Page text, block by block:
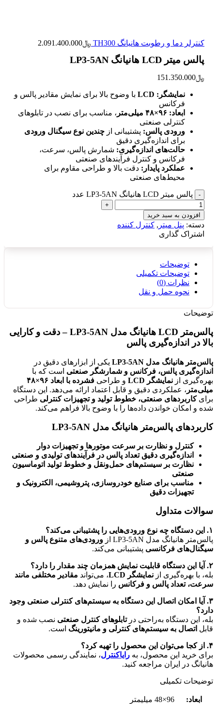
کنترلر دما و رطوبت هانیانگ TH300 ﷼2.091.400.000
پالس میتر LCD هانیانگ LP3-5AN
﷼151.350.000
نمایشگر: LCD با وضوح بالا برای نمایش مقادیر پالس و
فرکانس
ابعاد: ۹۶×۴۸ میلی‌متر
، مناسب برای نصب در تابلوهای
کنترلی صنعتی
ورودی پالس: پشتیبانی از چندین نوع سیگنال ورودی
برای اندازه‌گیری دقیق
حالت‌های اندازه‌گیری: شمارش پالس، سرعت،
فرکانس و کنترل فرآیندهای صنعتی
عملکرد پایدار: دقت بالا و طراحی مقاوم برای
محیط‌های صنعتی
پالس میتر LCD هانیانگ LP3-5AN عدد
افزودن به سبد خرید
دسته: پنل میتر , کنترل کننده
اشتراک گذاری
توضیحات
توضیحات تکمیلی
نظرات (0)
نحوه حمل و نقل
توضیحات
پالس‌متر LCD هانیانگ مدل LP3-5AN – دقت و کارایی
بالا در اندازه‌گیری پالس
پالس‌متر هانیانگ مدل LP3-5AN
یکی از ابزارهای دقیق در
اندازه‌گیری پالس، فرکانس و شمارشگر صنعتی است که با
بهره‌گیری از نمایشگر LCD و طراحی
فشرده با ابعاد ۹۶×۴۸
میلی‌متر ، عملکردی دقیق و قابل اعتماد ارائه می‌دهد. این دستگاه
برایکاربردهای صنعتی، خطوط تولید و تجهیزات کنترلی طراحی
شده و امکان خواندن داده‌ها را با وضوح بالا فراهم می‌کند.
کاربردهای پالس‌متر هانیانگ مدل LP3-5AN
کنترل و نظارت بر سرعت موتورها و تجهیزات دوار
اندازه‌گیری دقیق تعداد پالس در فرآیندهای تولیدی و صنعتی
نظارت بر سیستم‌های حمل‌ونقل و خطوط تولید اتوماسیون
صنعتی
مناسب برای صنایع خودروسازی، پتروشیمی، الکترونیک و
تجهیزات دقیق
سوالات متداول
۱. این دستگاه چه نوع ورودی‌هایی را پشتیبانی می‌کند؟
پالس‌متر هانیانگ مدل LP3-5AN از
ورودی‌های متنوع پالس و
سیگنال‌های فرکانسی پشتیبانی می‌کند.
۲. آیا این دستگاه قابلیت نمایش همزمان چند مقدار را دارد؟
بله، با بهره‌گیری از نمایشگر LCD ، می‌تواند مقادیر مختلفی مانند
سرعت، تعداد پالس و فرکانس را نمایش دهد.
۳. آیا امکان اتصال این دستگاه به سیستم‌های کنترلی صنعتی وجود
دارد؟
بله، این دستگاه به‌راحتی درتابلوهای کنترل صنعتی نصب شده و
قابل اتصال به سیستم‌های کنترلی و مانیتورینگ است.
۴. از کجا می‌توان این محصول را تهیه کرد؟
برای خرید این محصول، به رایاکنترل، نمایندگی رسمی محصولات
هانیانگ در ایران مراجعه کنید.
توضیحات تکمیلی
ابعاد: 96×48 میلیمتر